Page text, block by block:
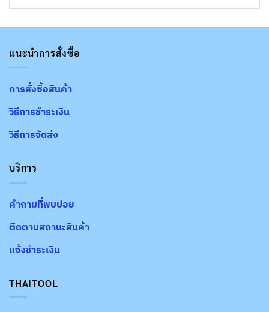
แนะนำการสั่งซื้อ
การสั่งซื้อสินค้า
วิธีการชำระเงิน
วิธีการจัดส่ง
บริการ
คำถามที่พบบ่อย
ติดตามสถานะสินค้า
แจ้งชำระเงิน
THAITOOL